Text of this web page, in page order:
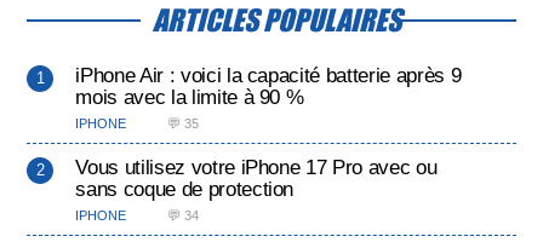
ARTICLES POPULAIRES
iPhone Air : voici la capacité batterie après 9
mois avec la limite à 90 %
IPHONE 💬 35
Vous utilisez votre iPhone 17 Pro avec ou
sans coque de protection
IPHONE 💬 34